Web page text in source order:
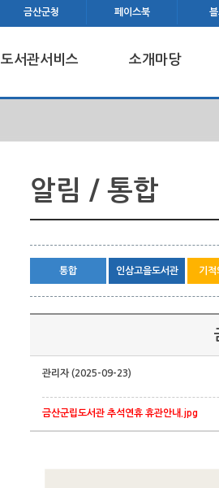
금산군청 페이스북
도서관서비스 소개마당
알림 / 통합
통합 인삼고을도서관 기적
관리자 (2025-09-23)
금산군립도서관 추석연휴 휴관안내.jpg